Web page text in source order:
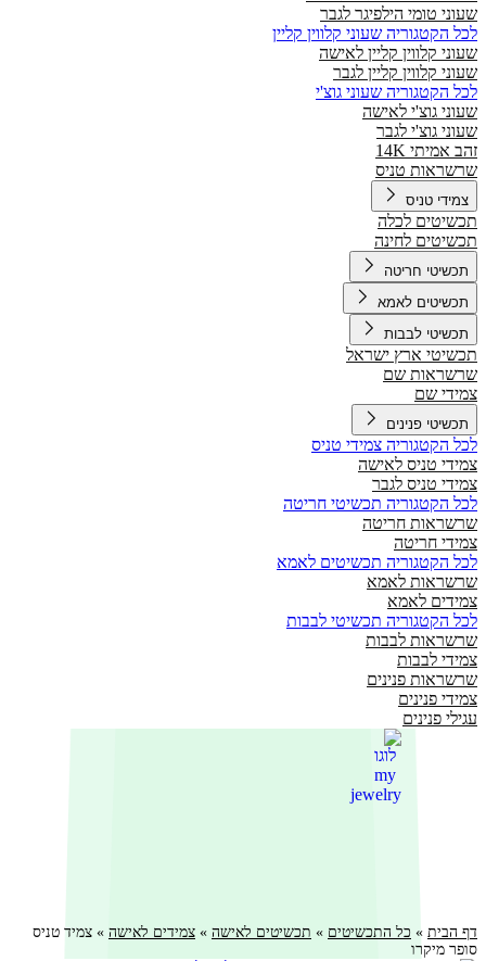
שעוני טומי הילפיגר לגבר
לכל הקטגוריה שעוני קלווין קליין
שעוני קלווין קליין לאישה
שעוני קלווין קליין לגבר
לכל הקטגוריה שעוני גוצ'י
שעוני גוצ'י לאישה
שעוני גוצ'י לגבר
זהב אמיתי 14K
שרשראות טניס
צמידי טניס
תכשיטים לכלה
תכשיטים לחינה
תכשיטי חריטה
תכשיטים לאמא
תכשיטי לבבות
תכשיטי ארץ ישראל
שרשראות שם
צמידי שם
תכשיטי פנינים
לכל הקטגוריה צמידי טניס
צמידי טניס לאישה
צמידי טניס לגבר
לכל הקטגוריה תכשיטי חריטה
שרשראות חריטה
צמידי חריטה
לכל הקטגוריה תכשיטים לאמא
שרשראות לאמא
צמידים לאמא
לכל הקטגוריה תכשיטי לבבות
שרשראות לבבות
צמידי לבבות
שרשראות פנינים
צמידי פנינים
עגילי פנינים
דף הבית » כל התכשיטים » תכשיטים לאישה » צמידים לאישה » צמיד טניס
סופר מיקרו